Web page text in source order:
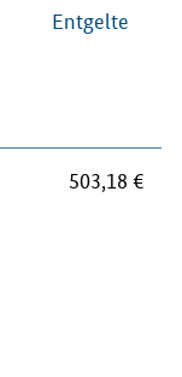
Entgelte
503,18 €